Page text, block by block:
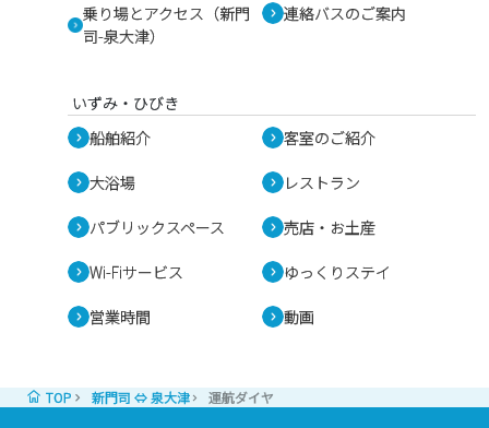
乗り場とアクセス（新門
司-泉大津）
連絡バスのご案内
いずみ・ひびき
船舶紹介
客室のご紹介
大浴場 レストラン
パブリックスペース 売店・お土産
Wi-Fiサービス ゆっくりステイ
営業時間 動画
TOP 新門司 ⇔ 泉大津 運航ダイヤ